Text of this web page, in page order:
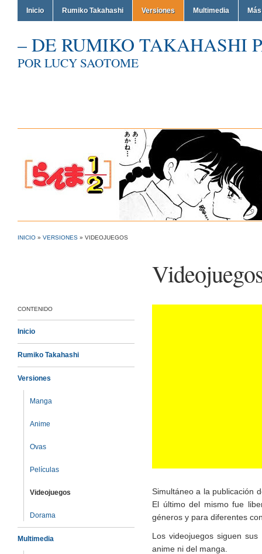
Inicio Rumiko Takahashi Versiones Multimedia
– DE RUMIKO TAKAHASHI
POR LUCY SAOTOME
INICIO » VERSIONES » VIDEOJUEGOS
CONTENIDO
Inicio
Rumiko Takahashi
Versiones
Manga
Anime
Ovas
Películas
Videojuegos
Dorama
Multimedia
Simultáneo a la publicación
El último del mismo fue
géneros y para diferentes
Los videojuegos siguen
anime ni del manga.